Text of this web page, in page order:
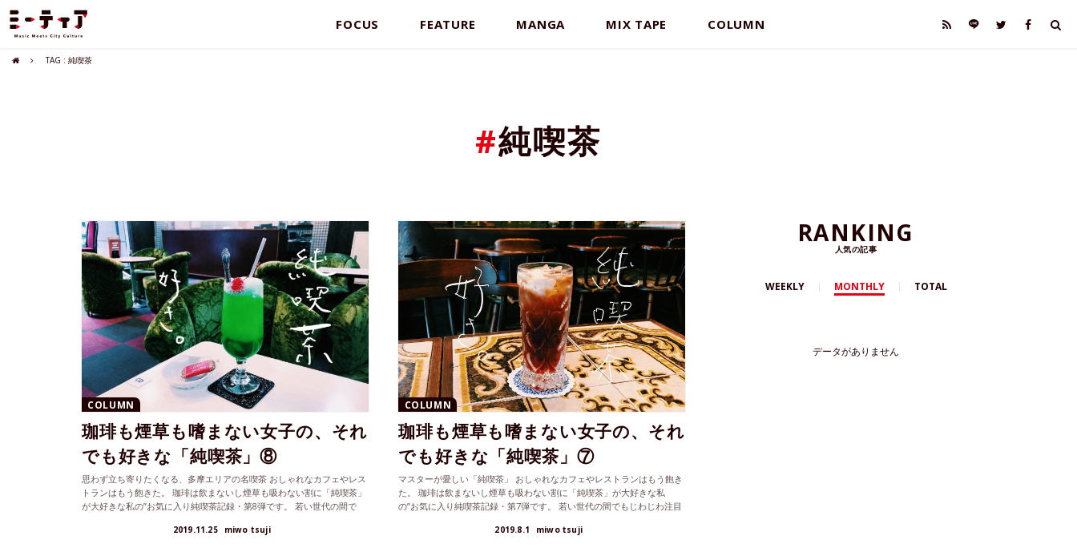
FOCUS FEATURE MANGA MIX TAPE COLUMN
TAG : 純喫茶
#純喫茶
COLUMN
珈琲も煙草も嗜まない女子の、それ
でも好きな「純喫茶」⑧
思わず立ち寄りたくなる、多摩エリアの名喫茶 おしゃれなカフェやレス
トランはもう飽きた。 珈琲は飲まないし煙草も吸わない割に「純喫茶」
が大好きな私の”お気に入り純喫茶記録・第8弾です。 若い世代の間で
2019.11.25 miwo tsuji
COLUMN
珈琲も煙草も嗜まない女子の、それ
でも好きな「純喫茶」⑦
マスターが愛しい「純喫茶」 おしゃれなカフェやレストランはもう飽き
た。 珈琲は飲まないし煙草も吸わない割に「純喫茶」が大好きな私
の”お気に入り純喫茶記録・第7弾です。 若い世代の間でもじわじわ注目
2019.8.1 miwo tsuji
RANKING
人気の記事
WEEKLY MONTHLY TOTAL
データがありません